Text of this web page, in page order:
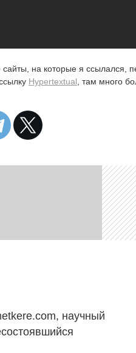
на которые я ссылался,
Hypertextual , там много
научный